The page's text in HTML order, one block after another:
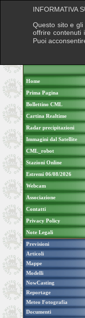
Home
Prima Pagina
Bollettino CML
Cartina Realtime
Radar precipitazioni
Immagini dal Satellite
CML_robot
Stazioni Online
Estremi 06/08/2026
Webcam
Associazione
Contatti
Privacy Policy
Note Legali
Previsioni
Articoli
Mappe
Modelli
NowCasting
Reportage
Meteo Fotografia
Documenti
INFORMATIVA
Questo sito e
offrire contenuti
Puoi